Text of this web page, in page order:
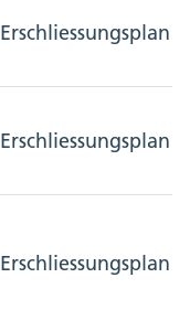
Erschliessungsplan
Erschliessungsplan
Erschliessungsplan